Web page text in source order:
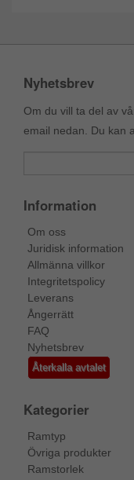
Nyhetsbrev
Om du vill ta del av
email nedan. Du kan
Information
Om oss
Juridisk information
Allmänna villkor
Integritetspolicy
Leverans
Ångerrätt
FAQ
Nyhetsbrev
Återkalla avtalet
Kategorier
Ramtyp
Övriga produkter
Ramstorlek